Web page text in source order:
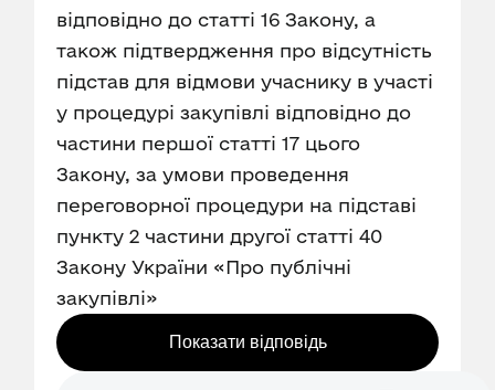
відповідно до статті 16 Закону, а
також підтвердження про відсутність
підстав для відмови учаснику в участі
у процедурі закупівлі відповідно до
частини першої статті 17 цього
Закону, за умови проведення
переговорної процедури на підставі
пункту 2 частини другої статті 40
Закону України «Про публічні
закупівлі»
Показати відповідь